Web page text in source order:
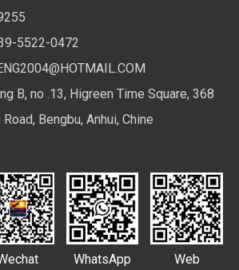
5522-0472
B, no .13, Higreen Time Square, 368
Bengbu, Anhui, Chine
WhatsApp Web